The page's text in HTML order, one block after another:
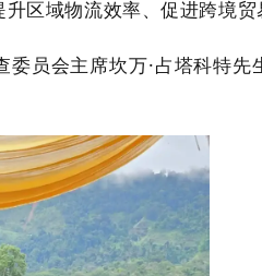
区域物流效率、促进跨境贸
员会主席坎万·占塔科特先